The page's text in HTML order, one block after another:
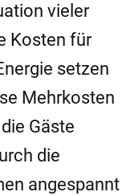
vieler
Kosten für
setzen
Mehrkosten
Gäste
die
angespannt